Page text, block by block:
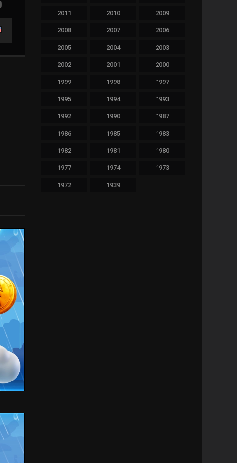
Mystery
Romance
Sci-Fi & Fantasy
War
Western
2011 2010 2009
2008 2007 2006
2005 2004 2003
2002 2001 2000
1999 1998 1997
1995 1994 1993
1992 1990 1987
1986 1985 1983
1982 1981 1980
1977 1974 1973
1972 1939